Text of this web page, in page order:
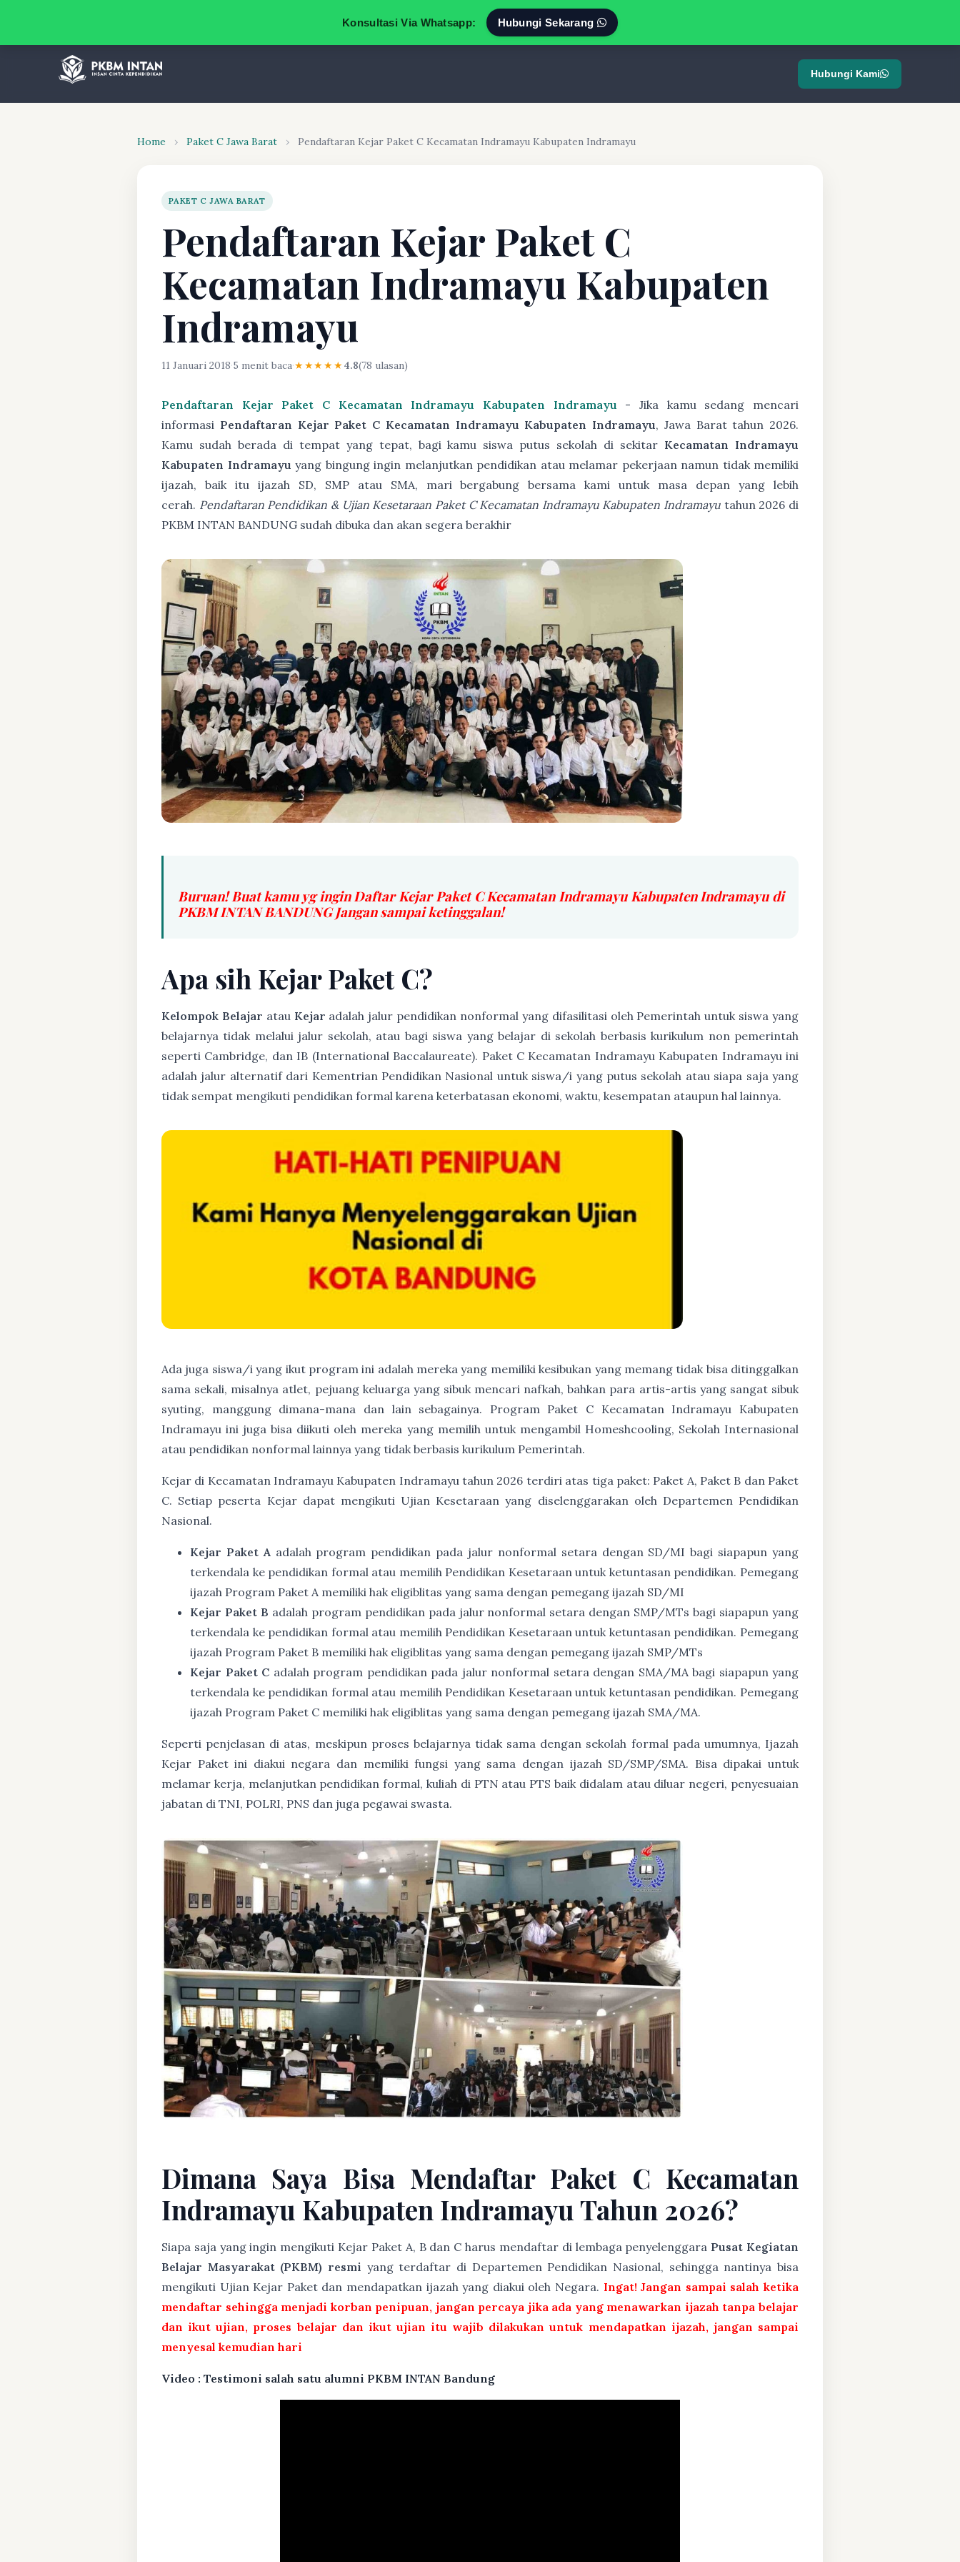
Konsultasi Via Whatsapp: Hubungi Sekarang
Hubungi Kami
Home › Paket C Jawa Barat › Pendaftaran Kejar Paket C Kecamatan Indramayu Kabupaten Indramayu
PAKET C JAWA BARAT
Pendaftaran Kejar Paket C
Kecamatan Indramayu Kabupaten
Indramayu
11 Januari 2018·5 menit baca·★★★★★4.8(78 ulasan)
Pendaftaran Kejar Paket C Kecamatan Indramayu Kabupaten Indramayu - Jika kamu sedang mencari
informasi Pendaftaran Kejar Paket C Kecamatan Indramayu Kabupaten Indramayu, Jawa Barat tahun 2026.
Kamu sudah berada di tempat yang tepat, bagi kamu siswa putus sekolah di sekitar Kecamatan Indramayu
Kabupaten Indramayu yang bingung ingin melanjutkan pendidikan atau melamar pekerjaan namun tidak memiliki
ijazah, baik itu ijazah SD, SMP atau SMA, mari bergabung bersama kami untuk masa depan yang lebih
cerah. Pendaftaran Pendidikan & Ujian Kesetaraan Paket C Kecamatan Indramayu Kabupaten Indramayu tahun 2026 di
PKBM INTAN BANDUNG sudah dibuka dan akan segera berakhir
Buruan! Buat kamu yg ingin Daftar Kejar Paket C Kecamatan Indramayu Kabupaten Indramayu di
PKBM INTAN BANDUNG Jangan sampai ketinggalan!
Apa sih Kejar Paket C?
Kelompok Belajar atau Kejar adalah jalur pendidikan nonformal yang difasilitasi oleh Pemerintah untuk siswa yang
belajarnya tidak melalui jalur sekolah, atau bagi siswa yang belajar di sekolah berbasis kurikulum non pemerintah
seperti Cambridge, dan IB (International Baccalaureate). Paket C Kecamatan Indramayu Kabupaten Indramayu ini
adalah jalur alternatif dari Kementrian Pendidikan Nasional untuk siswa/i yang putus sekolah atau siapa saja yang
tidak sempat mengikuti pendidikan formal karena keterbatasan ekonomi, waktu, kesempatan ataupun hal lainnya.
Ada juga siswa/i yang ikut program ini adalah mereka yang memiliki kesibukan yang memang tidak bisa ditinggalkan
sama sekali, misalnya atlet, pejuang keluarga yang sibuk mencari nafkah, bahkan para artis-artis yang sangat sibuk
syuting, manggung dimana-mana dan lain sebagainya. Program Paket C Kecamatan Indramayu Kabupaten
Indramayu ini juga bisa diikuti oleh mereka yang memilih untuk mengambil Homeshcooling, Sekolah Internasional
atau pendidikan nonformal lainnya yang tidak berbasis kurikulum Pemerintah.
Kejar di Kecamatan Indramayu Kabupaten Indramayu tahun 2026 terdiri atas tiga paket: Paket A, Paket B dan Paket
C. Setiap peserta Kejar dapat mengikuti Ujian Kesetaraan yang diselenggarakan oleh Departemen Pendidikan
Nasional.
Kejar Paket Aadalah program pendidikan pada jalur nonformal setara dengan SD/MI bagi siapapun yang
terkendala ke pendidikan formal atau memilih Pendidikan Kesetaraan untuk ketuntasan pendidikan. Pemegang
ijazah Program Paket A memiliki hak eligiblitas yang sama dengan pemegang ijazah SD/MI
Kejar Paket B adalah program pendidikan pada jalur nonformal setara dengan SMP/MTs bagi siapapun yang
terkendala ke pendidikan formal atau memilih Pendidikan Kesetaraan untuk ketuntasan pendidikan. Pemegang
ijazah Program Paket B memiliki hak eligiblitas yang sama dengan pemegang ijazah SMP/MTs
Kejar Paket C adalah program pendidikan pada jalur nonformal setara dengan SMA/MA bagi siapapun yang
terkendala ke pendidikan formal atau memilih Pendidikan Kesetaraan untuk ketuntasan pendidikan. Pemegang
ijazah Program Paket C memiliki hak eligiblitas yang sama dengan pemegang ijazah SMA/MA.
Seperti penjelasan di atas, meskipun proses belajarnya tidak sama dengan sekolah formal pada umumnya, Ijazah
Kejar Paket ini diakui negara dan memiliki fungsi yang sama dengan ijazah SD/SMP/SMA. Bisa dipakai untuk
melamar kerja, melanjutkan pendidikan formal, kuliah di PTN atau PTS baik didalam atau diluar negeri, penyesuaian
jabatan di TNI, POLRI, PNS dan juga pegawai swasta.
Dimana Saya Bisa Mendaftar Paket C Kecamatan
Indramayu Kabupaten Indramayu Tahun 2026?
Siapa saja yang ingin mengikuti Kejar Paket A, B dan C harus mendaftar di lembaga penyelenggara Pusat Kegiatan
Belajar Masyarakat (PKBM) resmi yang terdaftar di Departemen Pendidikan Nasional, sehingga nantinya bisa
mengikuti Ujian Kejar Paket dan mendapatkan ijazah yang diakui oleh Negara. Ingat! Jangan sampai salah ketika
mendaftar sehingga menjadi korban penipuan, jangan percaya jika ada yang menawarkan ijazah tanpa belajar
dan ikut ujian, proses belajar dan ikut ujian itu wajib dilakukan untuk mendapatkan ijazah, jangan sampai
menyesal kemudian hari
Video : Testimoni salah satu alumni PKBM INTAN Bandung